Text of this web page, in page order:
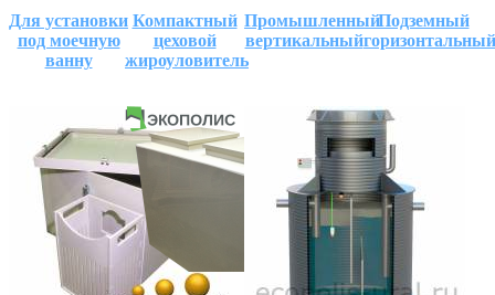
Для установки
под моечную
ванну
Компактный
цеховой
жироуловитель
Промышленный
вертикальный
Подземный
горизонтальный